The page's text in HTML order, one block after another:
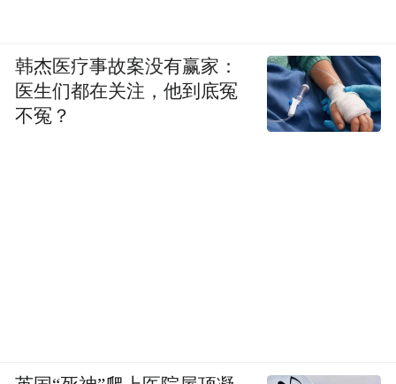
韩杰医疗事故案没有赢家：
医生们都在关注，他到底冤
不冤？